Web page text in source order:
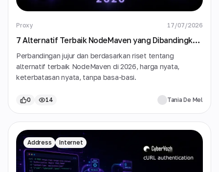
Proxy 17/07/2026
7 Alternatif Terbaik NodeMaven yang Dibandingkan
di 2026
Perbandingan jujur dan berdasarkan riset tentang
alternatif terbaik NodeMaven di 2026, harga nyata,
keterbatasan nyata, tanpa basa-basi.
0 14 Tania De Mel
Address Internet